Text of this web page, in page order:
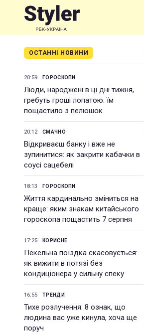
ОСТАННІ НОВИНИ
20:59 ГОРОСКОПИ
Люди, народжені в ці дні тижня,
гребуть гроші лопатою: їм
пощастило з пелюшок
20:12 СМАЧНО
Відкриваєш банку і вже не
зупинитися: як закрити кабачки в
соусі сацебелі
18:13 ГОРОСКОПИ
Життя кардинально зміниться на
краще: яким знакам китайського
гороскопа пощастить 7 серпня
17:25 КОРИСНЕ
Пекельна поїздка скасовується:
як вижити в потязі без
кондиціонера у сильну спеку
16:55 ТРЕНДИ
Тихе розлучення: 8 ознак, що
людина вас уже кинула, хоча ще
поруч